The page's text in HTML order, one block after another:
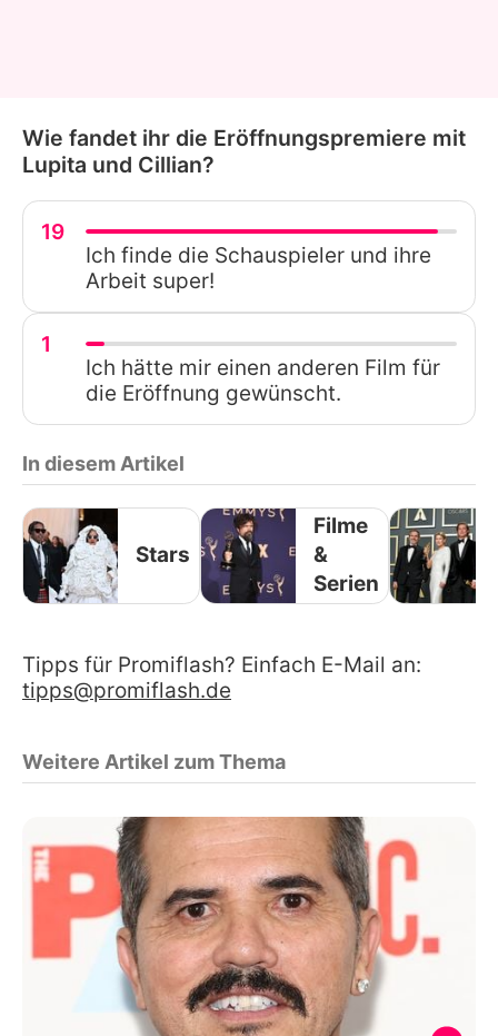
Wie fandet ihr die Eröffnungspremiere mit
Lupita und Cillian?
19
Ich finde die Schauspieler und ihre
Arbeit super!
1
Ich hätte mir einen anderen Film für
die Eröffnung gewünscht.
In diesem Artikel
Stars
Filme
&
Serien
Tipps für Promiflash? Einfach E-Mail an:
tipps@promiflash.de
Weitere Artikel zum Thema